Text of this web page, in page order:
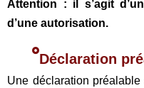
Attention : il s’agit
d’une autorisation.
Déclaration
Une déclaration préalable